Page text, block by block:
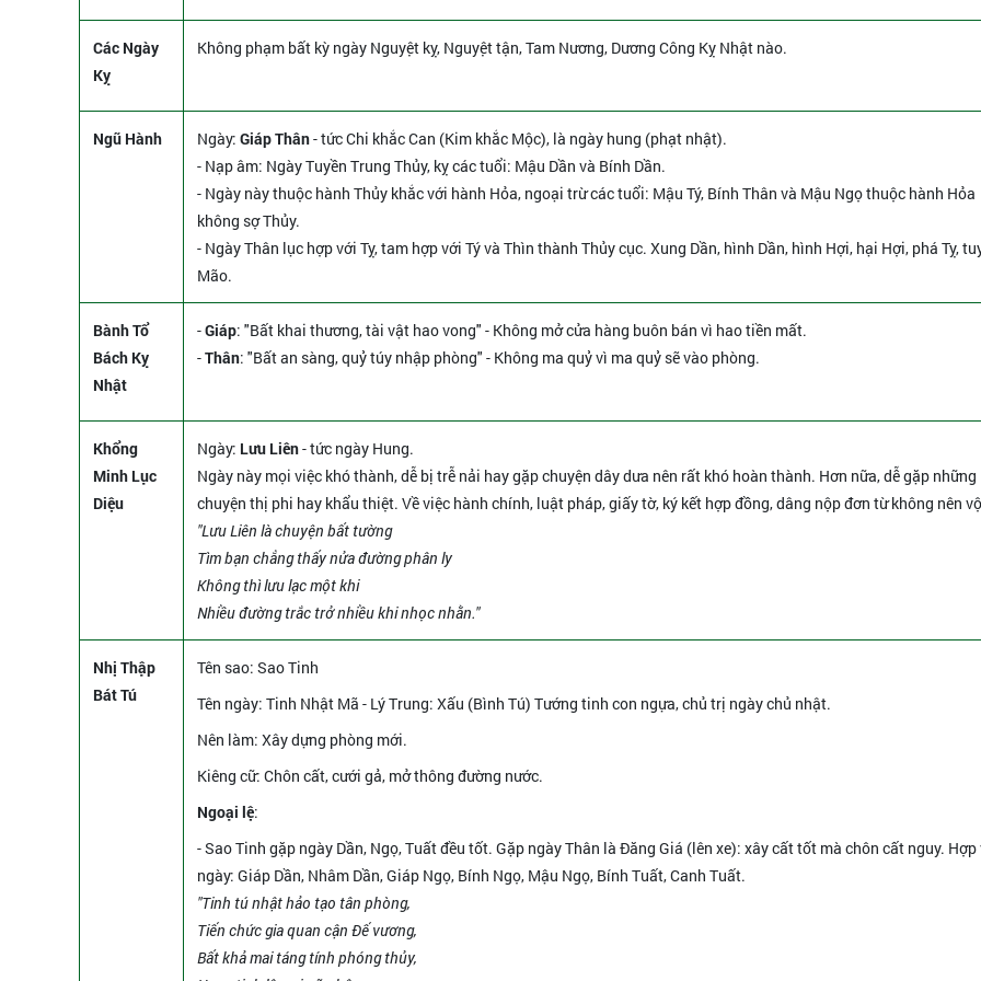
Các Ngày
Kỵ
Không phạm bất kỳ ngày Nguyệt kỵ, Nguyệt tận, Tam Nương, Dương Công Kỵ Nhật nào.
Ngũ Hành Ngày: Giáp Thân- tức Chi khắc Can (Kim khắc Mộc), là ngày hung (phạt nhật).
- Nạp âm: Ngày Tuyền Trung Thủy, kỵ các tuổi: Mậu Dần và Bính Dần.
- Ngày này thuộc hành Thủy khắc với hành Hỏa, ngoại trừ các tuổi: Mậu Tý, Bính Thân và Mậu Ngọ thuộc hành Hỏa
không sợ Thủy.
- Ngày Thân lục hợp với Tỵ, tam hợp với Tý và Thìn thành Thủy cục. Xung Dần, hình Dần, hình Hợi, hại Hợi, phá Tỵ,
Mão.
Bành Tổ
Bách Kỵ
Nhật
-Giáp: "Bất khai thương, tài vật hao vong" - Không mở cửa hàng buôn bán vì hao tiền mất.
-Thân: "Bất an sàng, quỷ túy nhập phòng" - Không ma quỷ vì ma quỷ sẽ vào phòng.
Khổng
Minh Lục
Diệu
Ngày: Lưu Liên- tức ngày Hung.
Ngày này mọi việc khó thành, dễ bị trễ nải hay gặp chuyện dây dưa nên rất khó hoàn thành. Hơn nữa, dễ gặp những
chuyện thị phi hay khẩu thiệt. Về việc hành chính, luật pháp, giấy tờ, ký kết hợp đồng, dâng nộp đơn từ không nên
"Lưu Liên là chuyện bất tường
Tìm bạn chẳng thấy nửa đường phân ly
Không thì lưu lạc một khi
Nhiều đường trắc trở nhiều khi nhọc nhằn."
Nhị Thập
Bát Tú
Tên sao: Sao Tinh
Tên ngày: Tinh Nhật Mã - Lý Trung: Xấu (Bình Tú) Tướng tinh con ngựa, chủ trị ngày chủ nhật.
Nên làm: Xây dựng phòng mới.
Kiêng cữ: Chôn cất, cưới gả, mở thông đường nước.
Ngoại lệ:
- Sao Tinh gặp ngày Dần, Ngọ, Tuất đều tốt. Gặp ngày Thân là Đăng Giá (lên xe): xây cất tốt mà chôn cất nguy. Hợp
ngày: Giáp Dần, Nhâm Dần, Giáp Ngọ, Bính Ngọ, Mậu Ngọ, Bính Tuất, Canh Tuất.
"Tinh tú nhật hảo tạo tân phòng,
Tiến chức gia quan cận Đế vương,
Bất khả mai táng tính phóng thủy,